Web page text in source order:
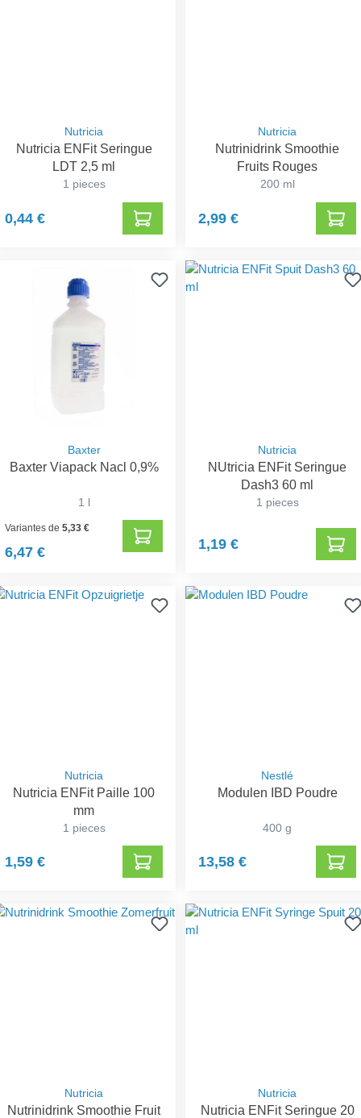
Nutricia
Nutricia ENFit Seringue
LDT 2,5 ml
1 pieces
0,44 €
Nutricia
Nutrinidrink Smoothie
Fruits Rouges
200 ml
2,99 €
Baxter
Baxter Viapack Nacl 0,9%
1 l
Variantes de5,33 €
6,47 €
Nutricia
NUtricia ENFit Seringue
Dash3 60 ml
1 pieces
1,19 €
Nutricia
Nutricia ENFit Paille 100
mm
1 pieces
1,59 €
Nestlé
Modulen IBD Poudre
400 g
13,58 €
Nutricia
Nutrinidrink Smoothie Fruit
Nutricia
Nutricia ENFit Seringue 20